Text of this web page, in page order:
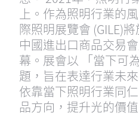
上。作為照明行業的
際照明展覽會 (GILE)
中國進出口商品交易
幕。展會以 「當下可
題，旨在表達行業未
依靠當下照明行業同
品方向，提升光的價